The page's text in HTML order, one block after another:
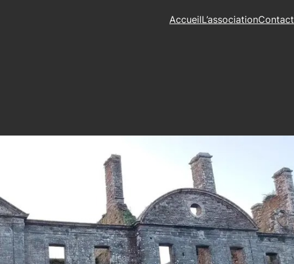
AccueilL’associationContact